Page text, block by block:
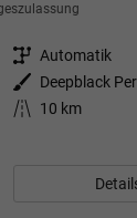
Getriebe Automatik
Außenfarbe
Deepblack
Kilometerstand
10 km